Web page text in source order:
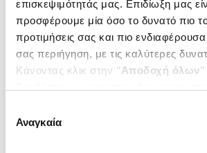
επισκεψιμότητάς μας. Επιδίωξη μας
προσφέρουμε μία όσο το δυνατό πιο
προτιμήσεις σας και πιο ενδιαφέρουσα
σας περιήγηση, με τις καλύτερες
Κάνοντας κλικ στην ‘’Αποδοχή όλων
ενδιαφέρουν και να επιλέξετε από τα
΄΄και να
συγκατάθεσης
Αναγκαία